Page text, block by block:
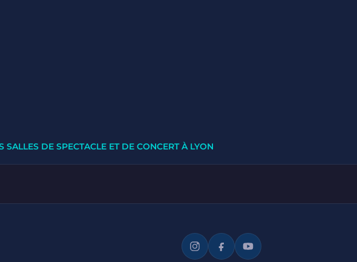
SALLES DE SPECTACLE ET DE CONCERT À LYON